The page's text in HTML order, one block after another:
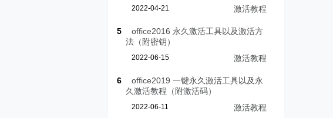
2022-04-21 激活教程
5
office2016 永久激活工具以及激活方
法（附密钥）
2022-06-15 激活教程
6
office2019 一键永久激活工具以及永
久激活教程（附激活码）
2022-06-11 激活教程